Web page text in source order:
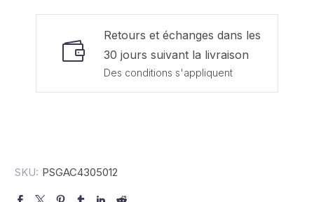
Retours et échanges dans les
30 jours suivant la livraison
Des conditions s'appliquent
SKU: PSGAC4305012